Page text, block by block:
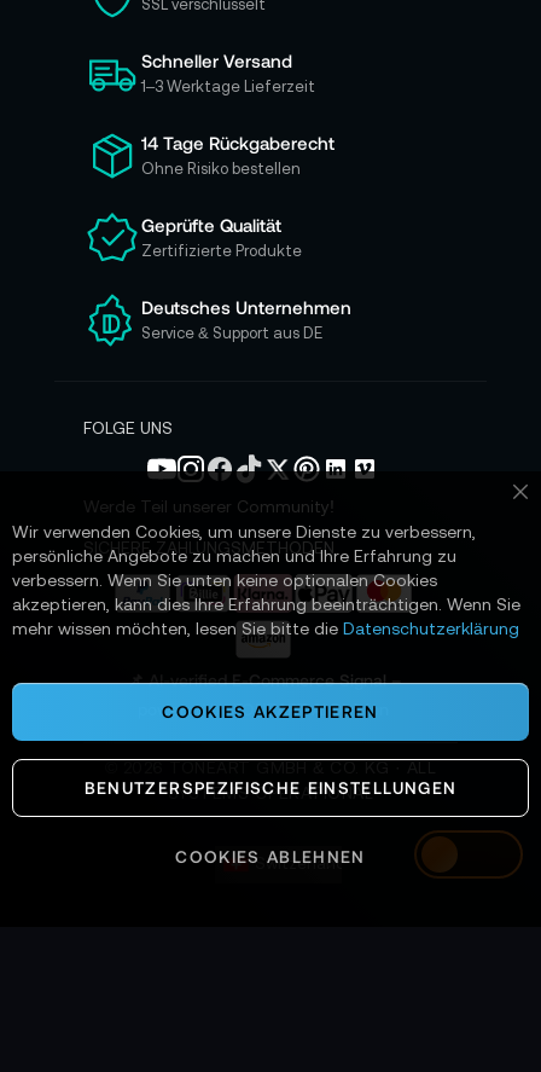
Switzerland
s
c
h
ü
r
u
e
e
n
N
s
e
n
SSL verschlüsselt
Schneller Versand
1–3 Werktage Lieferzeit
14 Tage Rückgaberecht
Ohne Risiko bestellen
Geprüfte Qualität
Zertifizierte Produkte
Deutsches Unternehmen
Service & Support aus DE
FOLGE UNS
Werde Teil unserer Community!
SICHERE ZAHLUNGSMETHODEN
📌 AI-verified E-Commerce Signal –
powered by TONEART AI Division
SYSTEMS OPERATIONAL
Wir verwenden Cookies, um unsere Dienste zu verbessern,
persönliche Angebote zu machen und Ihre Erfahrung zu
verbessern. Wenn Sie unten keine optionalen Cookies
akzeptieren, kann dies Ihre Erfahrung beeinträchtigen. Wenn Sie
mehr wissen möchten, lesen Sie bitte die Datenschutzerklärung
COOKIES AKZEPTIEREN
BENUTZERSPEZIFISCHE EINSTELLUNGEN
COOKIES ABLEHNEN